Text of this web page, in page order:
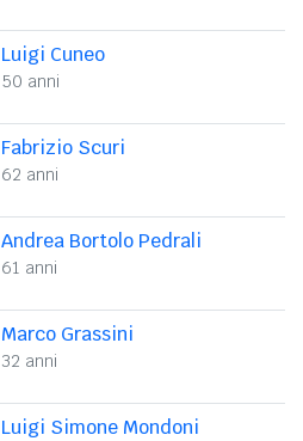
Luigi Cuneo
50 anni
Fabrizio Scuri
62 anni
Andrea Bortolo Pedrali
61 anni
Marco Grassini
32 anni
Luigi Simone Mondoni